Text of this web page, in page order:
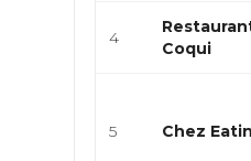
4
Coqui
5 Chez